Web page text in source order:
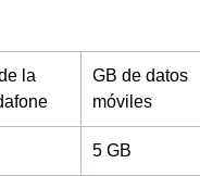
la
GB de datos
móviles
5 GB